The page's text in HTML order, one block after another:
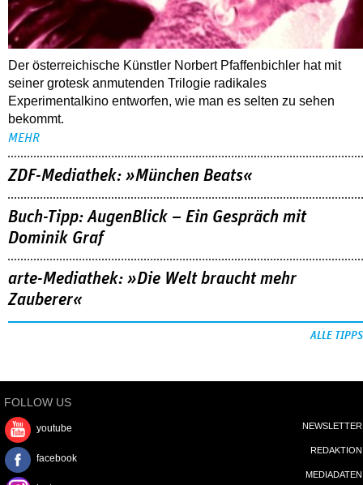
Der österreichische Künstler Norbert Pfaffenbichler hat mit
seiner grotesk anmutenden Trilogie radikales
Experimentalkino entworfen, wie man es selten zu sehen
bekommt.
MEHR
ZDF-Mediathek: »München Beats«
Buch-Tipp: AugenBlick – Ein Gespräch mit
Dominik Graf
arte-Mediathek: »Die Welt braucht mehr
Zauberer«
ALLE TIPPS
FOLLOW US
youtube
facebook
NEWSLETTER
REDAKTION
MEDIADATEN